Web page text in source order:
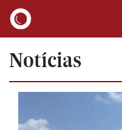
Notícias